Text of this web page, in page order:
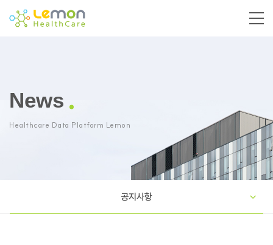
News
Healthcare Data Platform Lemon
공지사항